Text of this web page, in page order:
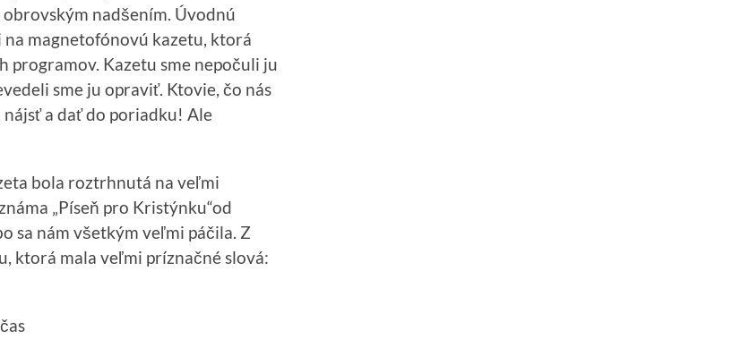
nadšením. Úvodnú
magnetofónovú kazetu, ktorá
programov. Kazetu sme nepočuli ju
sme ju opraviť. Ktovie, čo nás
a dať do poriadku! Ale
bola roztrhnutá na veľmi
„Píseň pro Kristýnku“od
sa nám všetkým veľmi páčila. Z
ktorá mala veľmi príznačné slová: